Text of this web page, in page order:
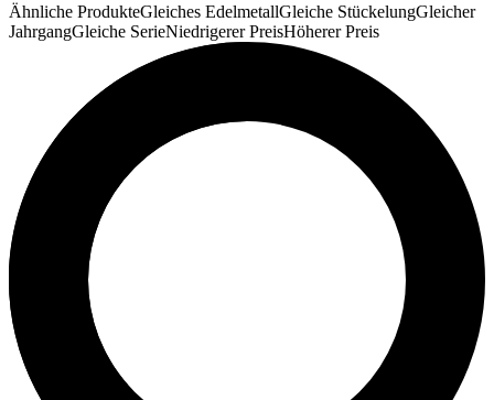
Ähnliche ProdukteGleiches EdelmetallGleiche StückelungGleicher
JahrgangGleiche SerieNiedrigerer PreisHöherer Preis